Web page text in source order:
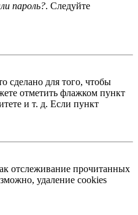
пароль?. Следуйте
сделано для того, чтобы
отметить флажком пункт
и т. д. Если пункт
отслеживание прочитанных
удаление cookies